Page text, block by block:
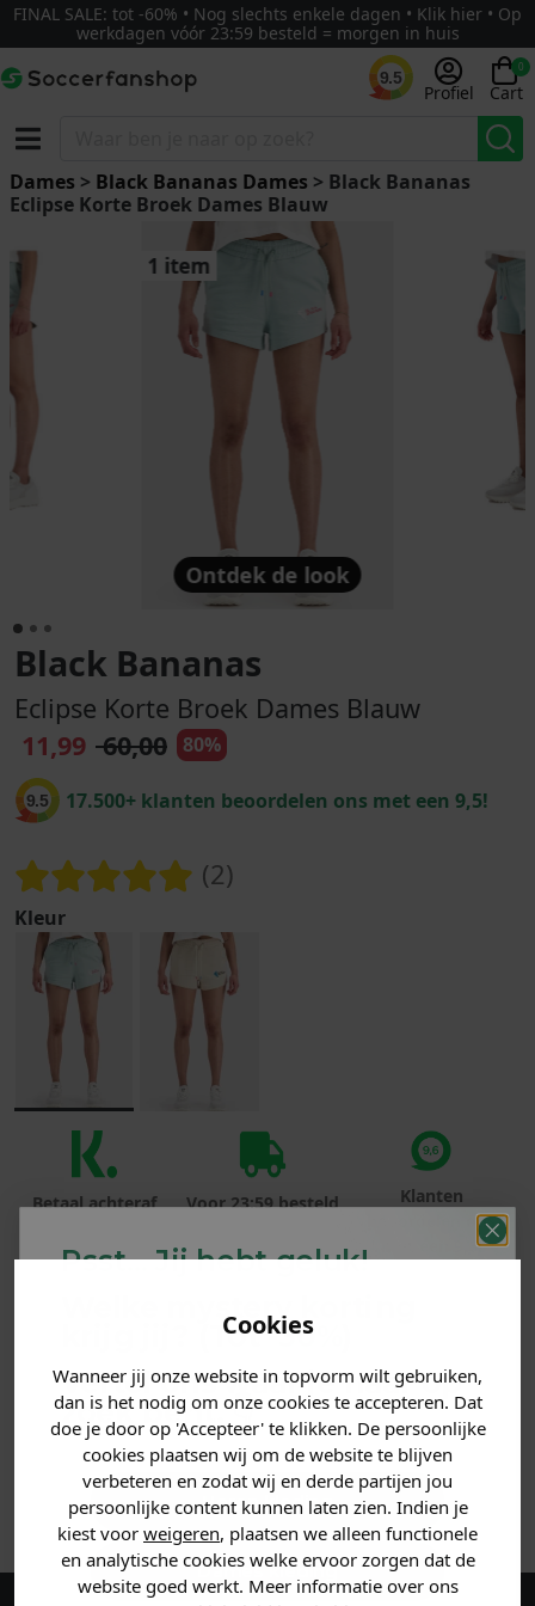
Cookies
Wanneer jij onze website in topvorm wilt gebruiken,
dan is het nodig om onze cookies te accepteren. Dat
doe je door op 'Accepteer' te klikken. De persoonlijke
cookies plaatsen wij om de website te blijven
verbeteren en zodat wij en derde partijen jou
persoonlijke content kunnen laten zien. Indien je
kiest voor weigeren, plaatsen we alleen functionele
en analytische cookies welke ervoor zorgen dat de
website goed werkt. Meer informatie over ons
FINAL SALE: tot -60% • Nog slechts enkele dagen • Klik hier • Op
werkdagen vóór 23:59 besteld = morgen in huis
9.5
Profiel
0
Cart
Dames > Black Bananas Dames > Black Bananas
Eclipse Korte Broek Dames Blauw
1 item
Ontdek de look
Black Bananas
Eclipse Korte Broek Dames Blauw
11,99 60,00 80%
9.5 17.500+ klanten beoordelen ons met een 9,5!
(2)
Kleur
Betaal achteraf
Voor 23:59 besteld
Klanten
beoordelen ons
met een 9,6!
REVIEWS (2)
MATERIAAL & WASVOORSCHRIFT
ANDERE BESTELDEN OOK
Psst... Jij hebt geluk!
Welke mystery
krijg jij? (Tot-30%
Vertel ons waar je naar op
zoek bent. 👇
Heren kleding
Dames kleding